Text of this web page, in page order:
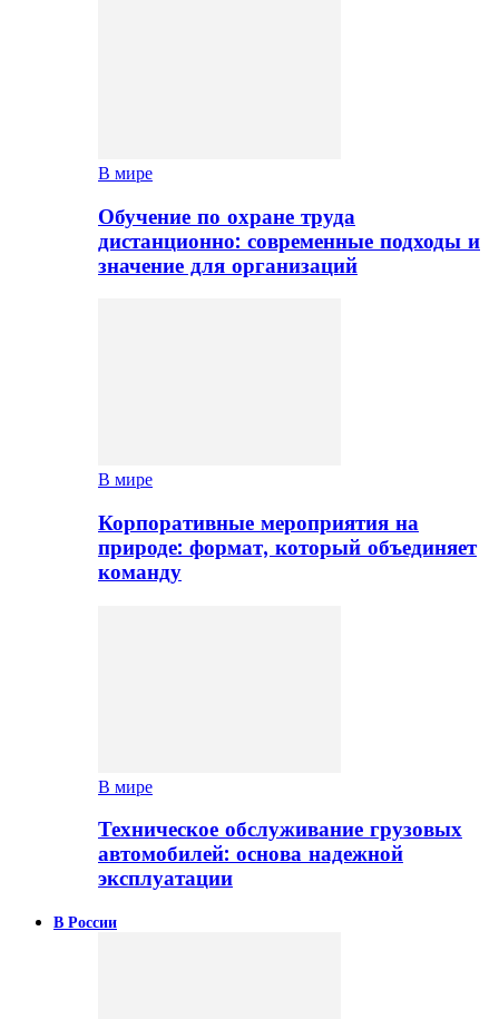
В мире
Обучение по охране труда
дистанционно: современные подходы и
значение для организаций
В мире
Корпоративные мероприятия на
природе: формат, который объединяет
команду
В мире
Техническое обслуживание грузовых
автомобилей: основа надежной
эксплуатации
В России